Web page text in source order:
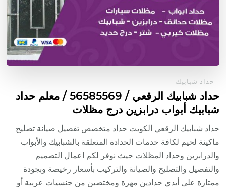
حداد شبابيك
حداد شبابيك الرقعي / 56585569 / معلم حداد
شبابيك أبواب درابزين درج مظلات
حداد شبابيك الرقعي الكويت حداد متخصص تفصيل صيانة تصليح
ماكينة لحيم لكافة خدمات الحدادة المتعلقة بالشبابيك والأبواب
والدرابزين وحداد المظلات حيث نوفر لكم اعمال التصميم
والتفصيل والتصليح والصيانة والتركيب بأسعار رخيصة وبجودة
ممتازة على أيدي حدادين مهرة ومختصين من جنسيات عربية أو